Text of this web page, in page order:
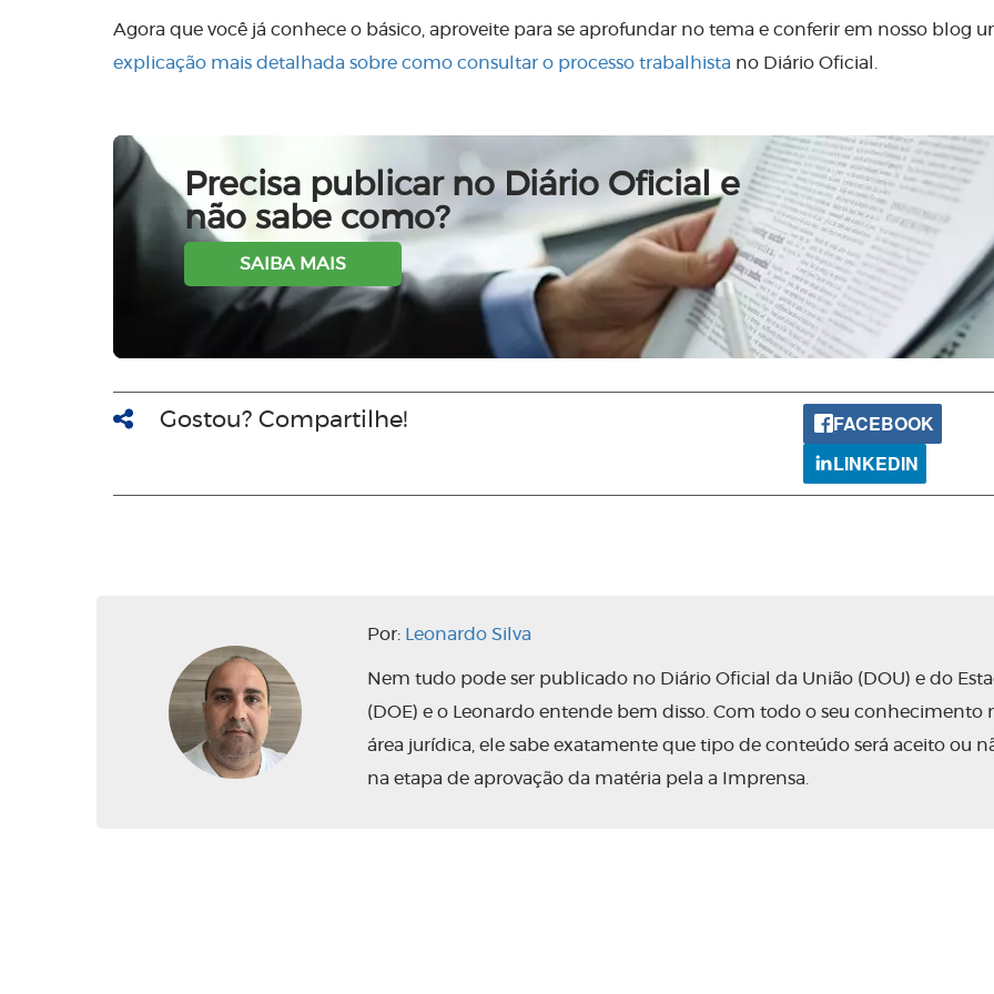
Agora que você já conhece o básico, aproveite para se aprofundar no tema e conferir em nosso blog
explicação mais detalhada sobre como consultar o processo trabalhista no Diário Oficial.
Precisa publicar no Diário Oficial e
não sabe como?
SAIBA MAIS
Gostou? Compartilhe!
FACEBOOK
LINKEDIN
Por: Leonardo Silva
Nem tudo pode ser publicado no Diário Oficial da União (DOU) e do
(DOE) e o Leonardo entende bem disso. Com todo o seu conhecimento
área jurídica, ele sabe exatamente que tipo de conteúdo será aceito ou
na etapa de aprovação da matéria pela a Imprensa.